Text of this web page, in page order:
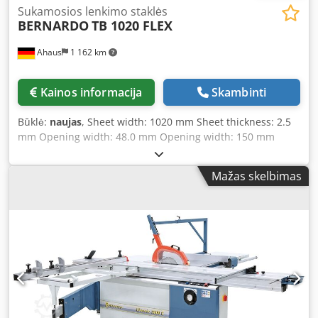
Ahaus 1 162 km
Sukamosios lenkimo staklės
BERNARDOTB 1020 FLEX
Kainos informacija Skambinti
Būklė: naujas, Sheet width: 1020 mm Sheet thickness: 2.5
mm Opening width: 48.0 mm Opening width: 150 mm
without segments Max. bending angle: 0 - 135° Working
height: 900 mm Machine weight: approx. 340 kg Space
requirements: approx. 1350 x 820 x 1300 mm Features: -
and bending beam - Versatile bending machine suitable
for roofing businesses and repair shops - Sturdy
construction with modern design Crsdpfxsxaa E Dj Agtof -
Easy adjustment of the clamping beam via foot pedal -
Hands remain free to position the workpiece - Manual
bending machine for standard bending tasks - Segmented
clamping beam for a wide range of bending possibilities -
Mažas skelbimas